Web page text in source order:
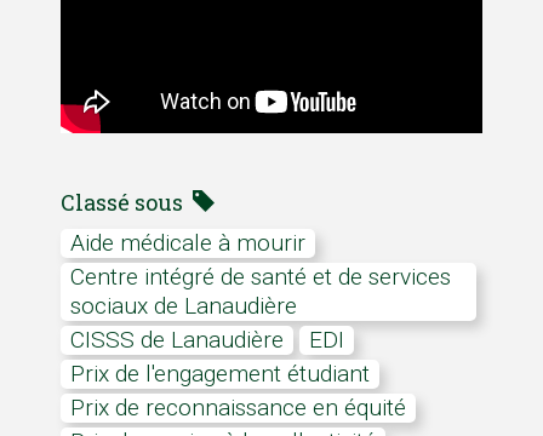
Classé sous
Aide médicale à mourir
Centre intégré de santé et de services
sociaux de Lanaudière
CISSS de Lanaudière
EDI
Prix de l'engagement étudiant
Prix de reconnaissance en équité